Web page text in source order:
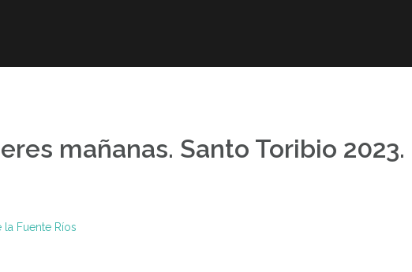
mañanas. Santo Toribio 2023.
la Fuente Ríos